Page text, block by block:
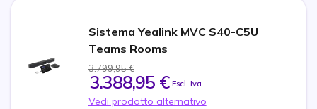
Sistema Yealink MVC S40-C5U
Teams Rooms
3.799,95 €
3.388,95 € Escl. Iva
Vedi prodotto alternativo